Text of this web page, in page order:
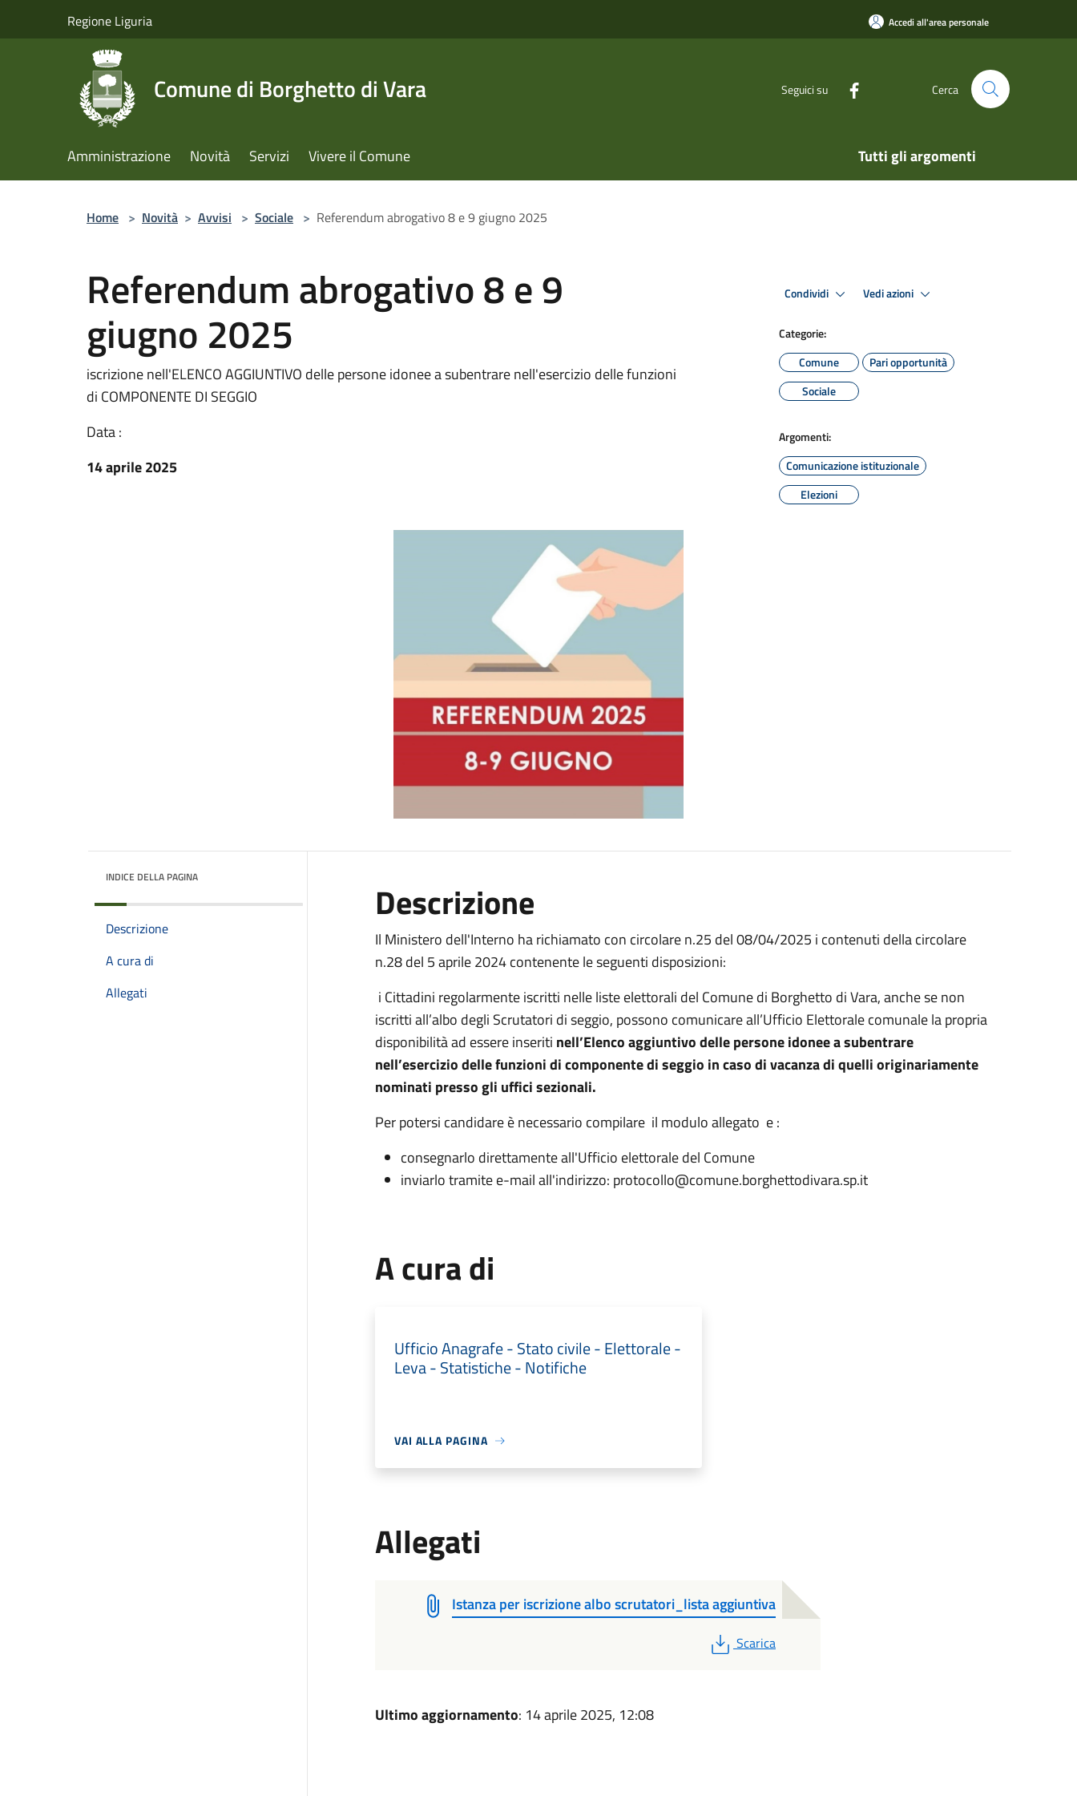
Regione Liguria Accedi all'area personale
Comune di Borghetto di Vara Seguici su Cerca
Amministrazione Novità Servizi Vivere il Comune Tutti gli argomenti
Home > Novità > Avvisi > Sociale > Referendum abrogativo 8 e 9 giugno 2025
Referendum abrogativo 8 e 9
giugno 2025
iscrizione nell'ELENCO AGGIUNTIVO delle persone idonee a subentrare nell'esercizio delle funzioni
di COMPONENTE DI SEGGIO
Data :
14 aprile 2025
Condividi Vedi azioni
Categorie:
Comune
Pari opportunità
Sociale
Argomenti:
Comunicazione istituzionale
Elezioni
INDICE DELLA PAGINA
Descrizione
A cura di
Allegati
Descrizione
Il Ministero dell'Interno ha richiamato con circolare n.25 del 08/04/2025 i contenuti della circolare
n.28 del 5 aprile 2024 contenente le seguenti disposizioni:
i Cittadini regolarmente iscritti nelle liste elettorali del Comune di Borghetto di Vara, anche se non
iscritti all’albo degli Scrutatori di seggio, possono comunicare all’Ufficio Elettorale comunale la propria
disponibilità ad essere inseriti nell’Elenco aggiuntivo delle persone idonee asubentrare
nell’esercizio delle funzioni di componente di seggio in caso di vacanza di quelli originariamente
nominati presso gli uffici sezionali.
Per potersi candidare è necessario compilare il modulo allegato e :
consegnarlo direttamente all'Ufficio elettorale del Comune
inviarlo tramite e-mail all'indirizzo: protocollo@comune.borghettodivara.sp.it
A cura di
Ufficio Anagrafe - Stato civile - Elettorale -
Leva - Statistiche - Notifiche
VAI ALLA PAGINA
Allegati
Istanza per iscrizione albo scrutatori_lista aggiuntiva
PDF
Scarica
Ultimo aggiornamento: 14 aprile 2025, 12:08